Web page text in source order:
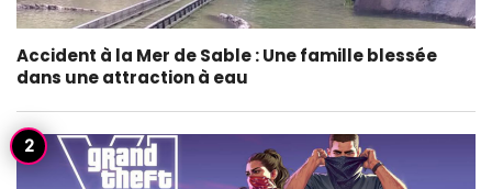
Accident à la Mer de Sable : Une famille blessée
dans une attraction à eau